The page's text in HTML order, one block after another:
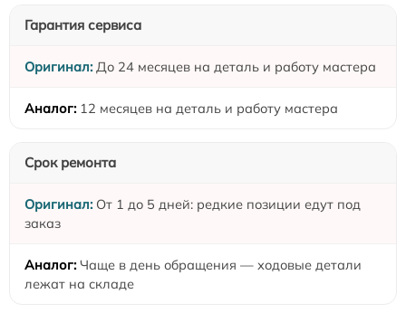
Гарантия сервиса
До 24 месяцев на деталь и работу мастера
12 месяцев на деталь и работу мастера
Срок ремонта
От 1 до 5 дней: редкие позиции едут под
заказ
Чаще в день обращения — ходовые детали
лежат на складе